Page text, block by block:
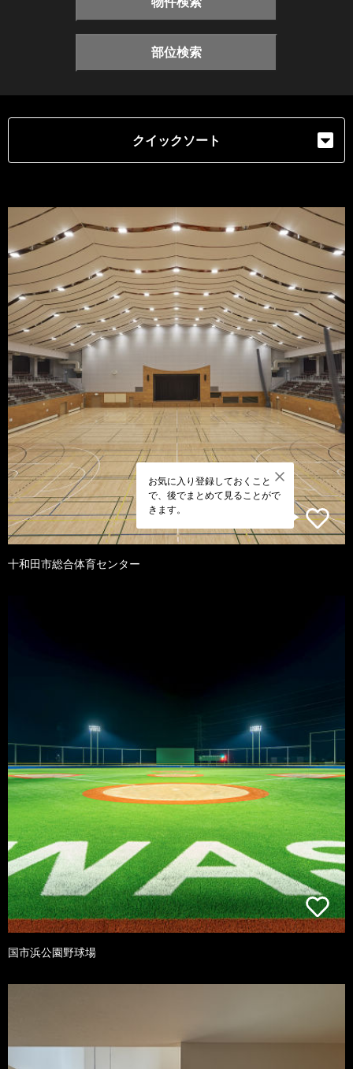
部位検索
クイックソート
お気に入り登録しておくこと
で、後でまとめて見ることがで
きます。
十和田市総合体育センター
国市浜公園野球場